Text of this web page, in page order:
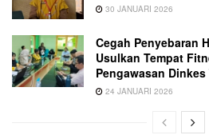
30 JANUARI 2026
Cegah Penyebaran
Usulkan Tempat
Pengawasan Dinkes
24 JANUARI 2026